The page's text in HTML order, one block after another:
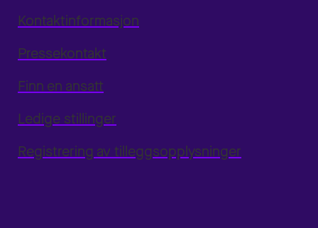
Kontaktinformasjon
Pressekontakt
Finn en ansatt
Ledige stillinger
Registrering av tilleggsopplysninger